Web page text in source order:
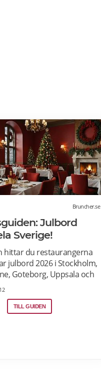
Bruncher.se
Julbord
Sverige!
hittar du restaurangerna
julbord 2026 i Stockholm,
Goteborg, Uppsala och
i Sverige. Hitta aktuella
underhållning samt
med övernattning på
TILL GUIDEN